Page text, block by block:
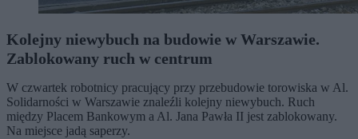
Kolejny niewybuch na budowie w Warszawie.
Zablokowany ruch w centrum
W czwartek robotnicy pracujący przy przebudowie torowiska w Al.
Solidarności w Warszawie znaleźli kolejny niewybuch. Ruch
między Placem Bankowym a Al. Jana Pawła II jest zablokowany.
Na miejsce jadą saperzy.